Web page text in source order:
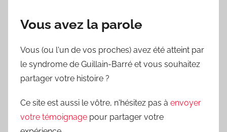
Vous avez la parole
Vous (ou l'un de vos proches) avez été atteint par
le syndrome de Guillain-Barré et vous souhaitez
partager votre histoire ?
Ce site est aussi le vôtre, n'hésitez pas à envoyer
votre témoignage pour partager votre